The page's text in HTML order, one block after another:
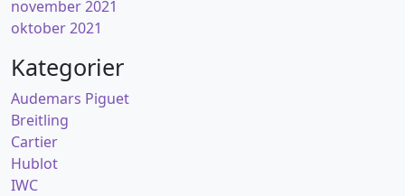
november 2021
oktober 2021
Kategorier
Audemars Piguet
Breitling
Cartier
Hublot
IWC